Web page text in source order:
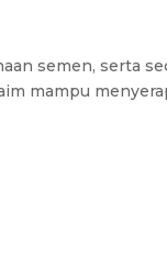
semen, serta
mampu